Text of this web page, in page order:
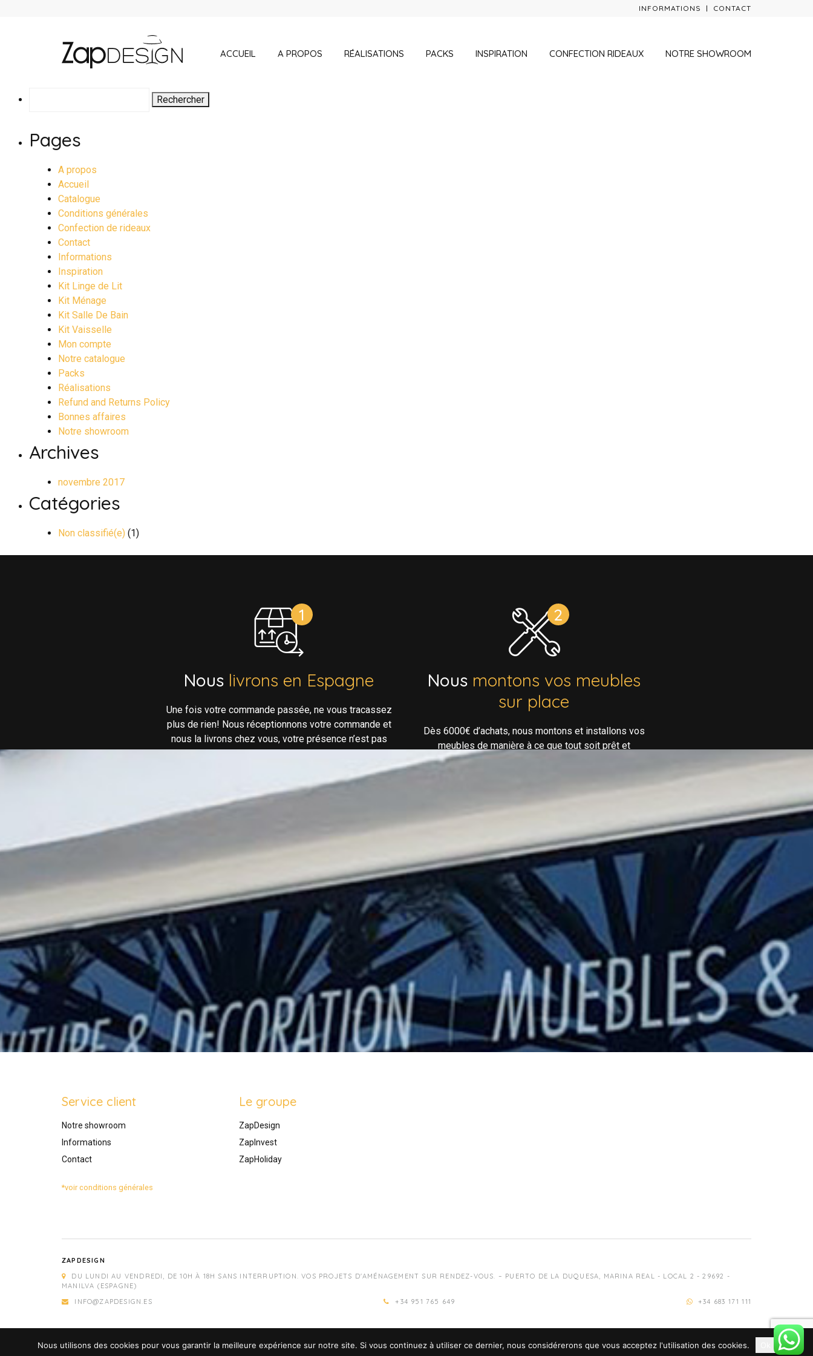
INFORMATIONS CONTACT
ACCUEIL A PROPOS RÉALISATIONS PACKS INSPIRATION CONFECTION RIDEAUX NOTRE SHOWROOM
Pages
A propos
Accueil
Catalogue
Conditions générales
Confection de rideaux
Contact
Informations
Inspiration
Kit Linge de Lit
Kit Ménage
Kit Salle De Bain
Kit Vaisselle
Mon compte
Notre catalogue
Packs
Réalisations
Refund and Returns Policy
Bonnes affaires
Notre showroom
Archives
novembre 2017
Catégories
Non classifié(e) (1)
Nous livrons en Espagne
Une fois votre commande passée, ne vous tracassez
plus de rien! Nous réceptionnons votre commande et
nous la livrons chez vous, votre présence n’est pas
nécessaire!
Nous montons vos meubles
sur place
Dès 6000€ d’achats, nous montons et installons vos
meubles de manière à ce que tout soit prêt et
confortable lorsque vous arrivez ou louez votre bien.
Service client
Notre showroom
Informations
Contact
Le groupe
ZapDesign
ZapInvest
ZapHoliday
*voir conditions générales
ZAPDESIGN
DU LUNDI AU VENDREDI, DE 10H À 18H SANS INTERRUPTION. VOS PROJETS D'AMÉNAGEMENT SUR RENDEZ-VOUS. – PUERTO DE LA DUQUESA, MARINA REAL - LOCAL 2 - 29692 -
MANILVA (ESPAGNE)
INFO@ZAPDESIGN.ES
+34 951 765 649 +34 683 171 111
Nous utilisons des cookies pour vous garantir la meilleure expérience sur notre site. Si vous continuez à utiliser ce dernier, nous considérerons que vous acceptez l'utilisation des cookies.